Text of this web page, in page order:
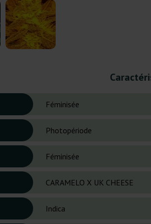
Féminisée
Photopériode
Féminisée
CARAMELO X UK CHEESE
Indica